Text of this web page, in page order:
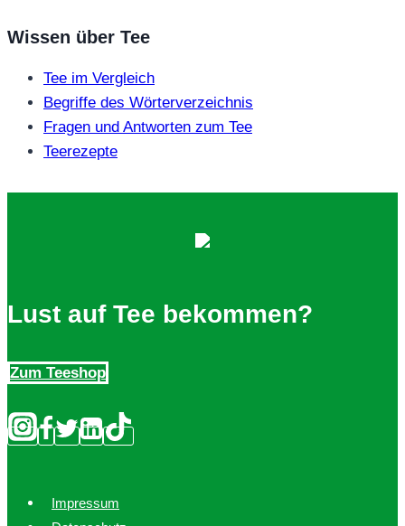
Wissen über Tee
Tee im Vergleich
Begriffe des Wörterverzeichnis
Fragen und Antworten zum Tee
Teerezepte
Lust auf Tee bekommen?
Zum Teeshop
Impressum